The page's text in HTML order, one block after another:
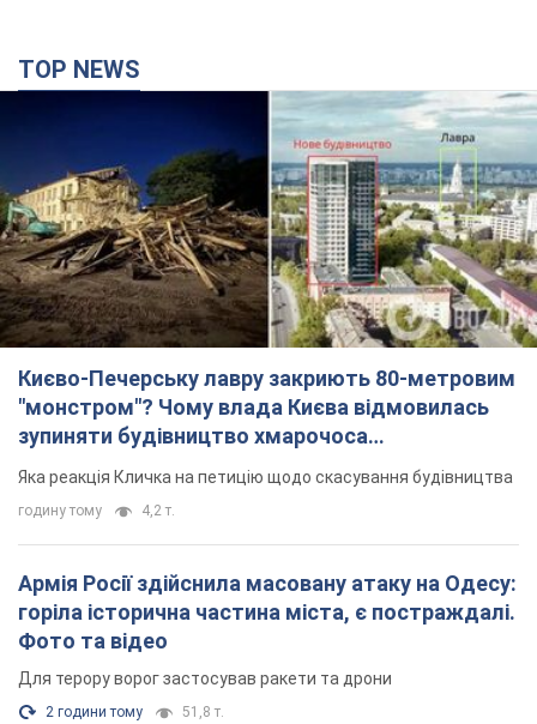
TOP NEWS
Києво-Печерську лавру закриють 80-метровим
"монстром"? Чому влада Києва відмовилась
зупиняти будівництво хмарочоса
"московського вірянина"
Яка реакція Кличка на петицію щодо скасування будівництва
годину тому 4,2 т.
Армія Росії здійснила масовану атаку на Одесу:
горіла історична частина міста, є постраждалі.
Фото та відео
Для терору ворог застосував ракети та дрони
2 години тому 51,8 т.